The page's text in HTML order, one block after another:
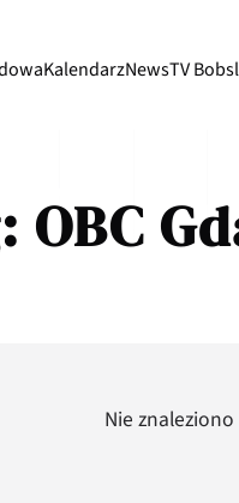
KalendarzNewsTV
OBC
Nie znaleziono